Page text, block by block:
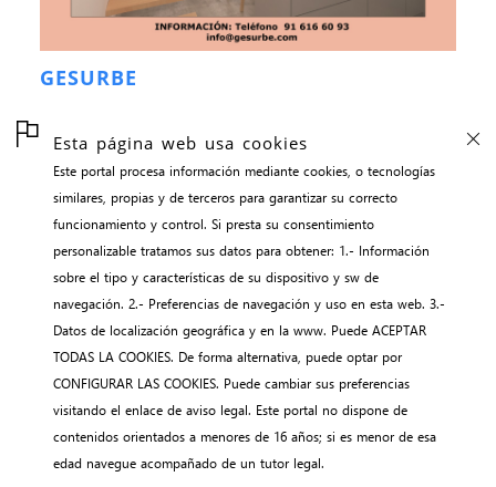
Esta página web usa cookies
Este portal procesa información mediante cookies, o tecnologías
similares, propias y de terceros para garantizar su correcto
funcionamiento y control. Si presta su consentimiento
personalizable tratamos sus datos para obtener: 1.- Información
sobre el tipo y características de su dispositivo y sw de
navegación. 2.- Preferencias de navegación y uso en esta web. 3.-
Datos de localización geográfica y en la www. Puede ACEPTAR
TODAS LA COOKIES. De forma alternativa, puede optar por
CONFIGURAR LAS COOKIES. Puede cambiar sus preferencias
visitando el enlace de aviso legal. Este portal no dispone de
contenidos orientados a menores de 16 años; si es menor de esa
edad navegue acompañado de un tutor legal.
GESURBE
contacto
aviso legal
gestión de cookies
webNEWS || adalidmyo